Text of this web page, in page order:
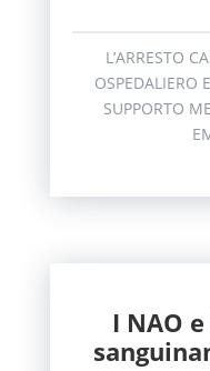
L’ARRESTO
OSPEDALIERO
SUPPORTO
I NAO